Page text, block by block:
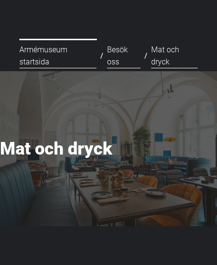
Armémuseum
startsida
/
Besök
oss
/
Mat och
dryck
Mat och dryck